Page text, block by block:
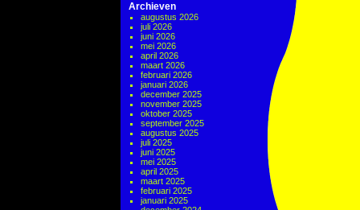
Archieven
augustus 2026
juli 2026
juni 2026
mei 2026
april 2026
maart 2026
februari 2026
januari 2026
december 2025
november 2025
oktober 2025
september 2025
augustus 2025
juli 2025
juni 2025
mei 2025
april 2025
maart 2025
februari 2025
januari 2025